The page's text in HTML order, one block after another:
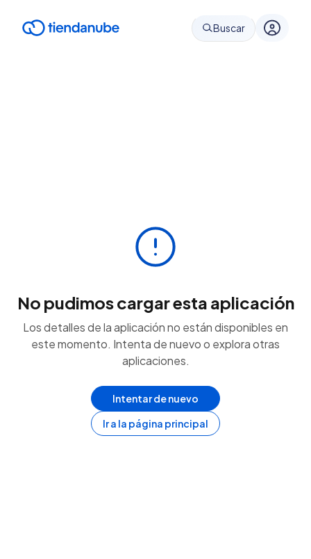
Buscar
No pudimos cargar esta aplicación
Los detalles de la aplicación no están disponibles en
este momento. Intenta de nuevo o explora otras
aplicaciones.
Intentar de nuevo
Ir a la página principal